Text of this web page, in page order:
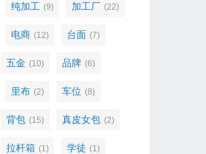
纯加工 (9) 加工厂 (22)
电商 (12) 台面 (7)
五金 (10) 品牌 (6)
里布 (2) 车位 (8)
背包 (15) 真皮女包 (2)
拉杆箱 (1) 学徒 (1)